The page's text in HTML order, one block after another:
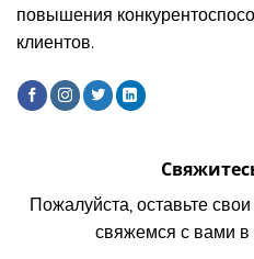
повышения
клиентов.
Пожалуйста, оставьте
свяжемся с вами в